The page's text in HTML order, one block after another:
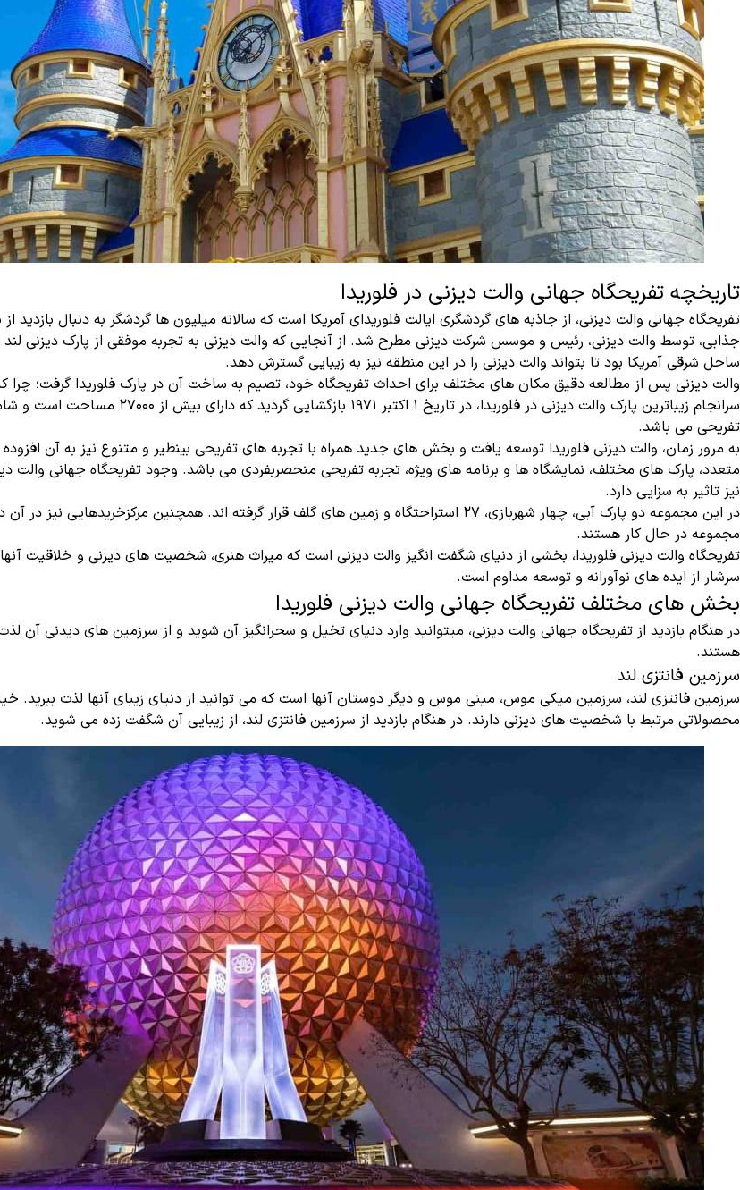
تاریخچه تفریحگاه جهانی والت دیزنی در فلوریدا
تفریحگاه جهانی والت دیزنی، از جاذبه های گردشگری ایالت فلوریدای آمریکا است که سالانه میلیون ها گردشگر به دنبال
جذابی، توسط والت دیزنی، رئیس و موسس شرکت دیزنی مطرح شد. از آنجایی که والت دیزنی به تجربه موفقی از پارک دیزنی لند
ساحل شرقی آمریکا بود تا بتواند والت دیزنی را در این منطقه نیز به زیبایی گسترش دهد.
والت دیزنی پس از مطالعه دقیق مکان های مختلف برای احداث تفریحگاه خود، تصیم به ساخت آن در پارک فلوریدا گرفت؛ چرا
سرانجام زیباترین پارک والت دیزنی در
تفریحی می باشد.
به مرور زمان، والت دیزنی فلوریدا توسعه یافت و بخش های جدید همراه با تجربه های تفریحی بینظیر و متنوع نیز به آن
متعدد، پارک های مختلف، نمایشگاه ها و برنامه های ویژه، تجربه تفریحی منحصربفردی می باشد. وجود تفریحگاه جهانی والت
نیز تاثیر به سزایی دارد.
مجموعه در حال کار هستند.
تفریحگاه والت دیزنی فلوریدا، بخشی از دنیای شگفت انگیز والت دیزنی است که میراث هنری، شخصیت های دیزنی و خلاقیت
سرشار از ایده های نوآورانه و توسعه مداوم است.
بخش های مختلف تفریحگاه جهانی والت دیزنی فلوریدا
در هنگام بازدید از تفریحگاه جهانی والت دیزنی، میتوانید وارد دنیای تخیل و سحرانگیز آن شوید و از سرزمین های دیدنی آن
هستند.
سرزمین فانتزی لند
سرزمین فانتزی لند، سرزمین میکی موس، مینی موس و دیگر دوستان آنها است که می توانید از دنیای زیبای آنها لذت ببرید.
محصولاتی مرتبط با شخصیت های دیزنی دارند. در هنگام بازدید از سرزمین فانتزی لند، از زیبایی آن شگفت زده می شوید.